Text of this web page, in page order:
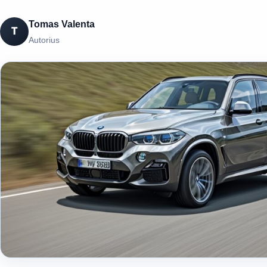
T
Tomas Valenta
Autorius